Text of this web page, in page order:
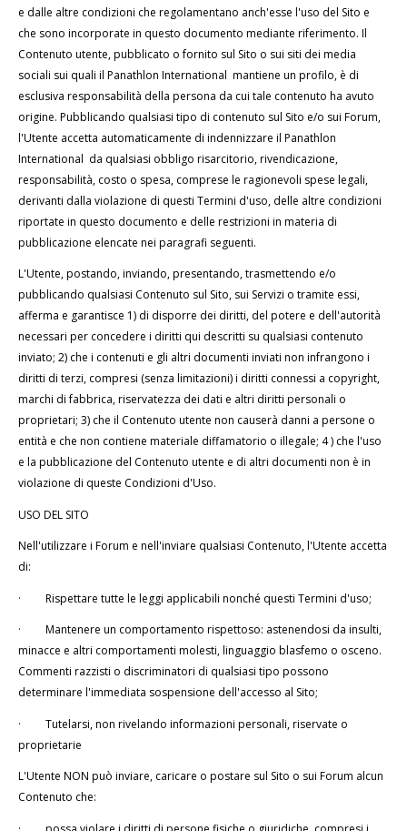
e dalle altre condizioni che regolamentano anch'esse l'uso del Sito e
che sono incorporate in questo documento mediante riferimento. Il
Contenuto utente, pubblicato o fornito sul Sito o sui siti dei media
sociali sui quali il Panathlon International mantiene un profilo, è di
esclusiva responsabilità della persona da cui tale contenuto ha avuto
origine. Pubblicando qualsiasi tipo di contenuto sul Sito e/o sui Forum,
l'Utente accetta automaticamente di indennizzare il Panathlon
International da qualsiasi obbligo risarcitorio, rivendicazione,
responsabilità, costo o spesa, comprese le ragionevoli spese legali,
derivanti dalla violazione di questi Termini d'uso, delle altre condizioni
riportate in questo documento e delle restrizioni in materia di
pubblicazione elencate nei paragrafi seguenti.
L'Utente, postando, inviando, presentando, trasmettendo e/o
pubblicando qualsiasi Contenuto sul Sito, sui Servizi o tramite essi,
afferma e garantisce 1) di disporre dei diritti, del potere e dell'autorità
necessari per concedere i diritti qui descritti su qualsiasi contenuto
inviato; 2) che i contenuti e gli altri documenti inviati non infrangono i
diritti di terzi, compresi (senza limitazioni) i diritti connessi a copyright,
marchi di fabbrica, riservatezza dei dati e altri diritti personali o
proprietari; 3) che il Contenuto utente non causerà danni a persone o
entità e che non contiene materiale diffamatorio o illegale; 4 ) che l'uso
e la pubblicazione del Contenuto utente e di altri documenti non è in
violazione di queste Condizioni d'Uso.
USO DEL SITO
Nell'utilizzare i Forum e nell'inviare qualsiasi Contenuto, l'Utente accetta
di:
· Rispettare tutte le leggi applicabili nonché questi Termini d'uso;
· Mantenere un comportamento rispettoso: astenendosi da insulti,
minacce e altri comportamenti molesti, linguaggio blasfemo o osceno.
Commenti razzisti o discriminatori di qualsiasi tipo possono
determinare l'immediata sospensione dell'accesso al Sito;
· Tutelarsi, non rivelando informazioni personali, riservate o
proprietarie
L'Utente NON può inviare, caricare o postare sul Sito o sui Forum alcun
Contenuto che: